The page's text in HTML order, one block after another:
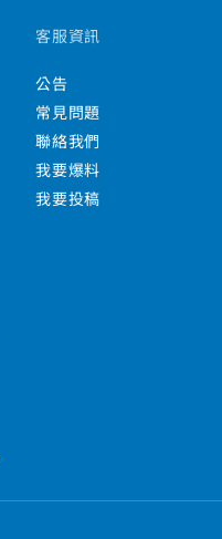
客服資訊
公告
常見問題
聯絡我們
我要爆料
我要投稿